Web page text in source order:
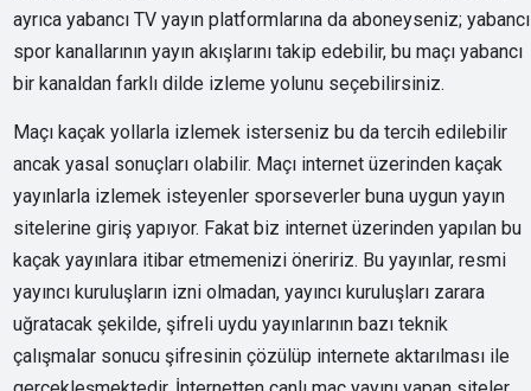
ayrıca yabancı TV yayın platformlarına da aboneyseniz; yabancı
spor kanallarının yayın akışlarını takip edebilir, bu maçı yabancı
bir kanaldan farklı dilde izleme yolunu seçebilirsiniz.
Maçı kaçak yollarla izlemek isterseniz bu da tercih edilebilir
ancak yasal sonuçları olabilir. Maçı internet üzerinden kaçak
yayınlarla izlemek isteyenler sporseverler buna uygun yayın
sitelerine giriş yapıyor. Fakat biz internet üzerinden yapılan bu
kaçak yayınlara itibar etmemenizi öneririz. Bu yayınlar, resmi
yayıncı kuruluşların izni olmadan, yayıncı kuruluşları zarara
uğratacak şekilde, şifreli uydu yayınlarının bazı teknik
çalışmalar sonucu şifresinin çözülüp internete aktarılması ile